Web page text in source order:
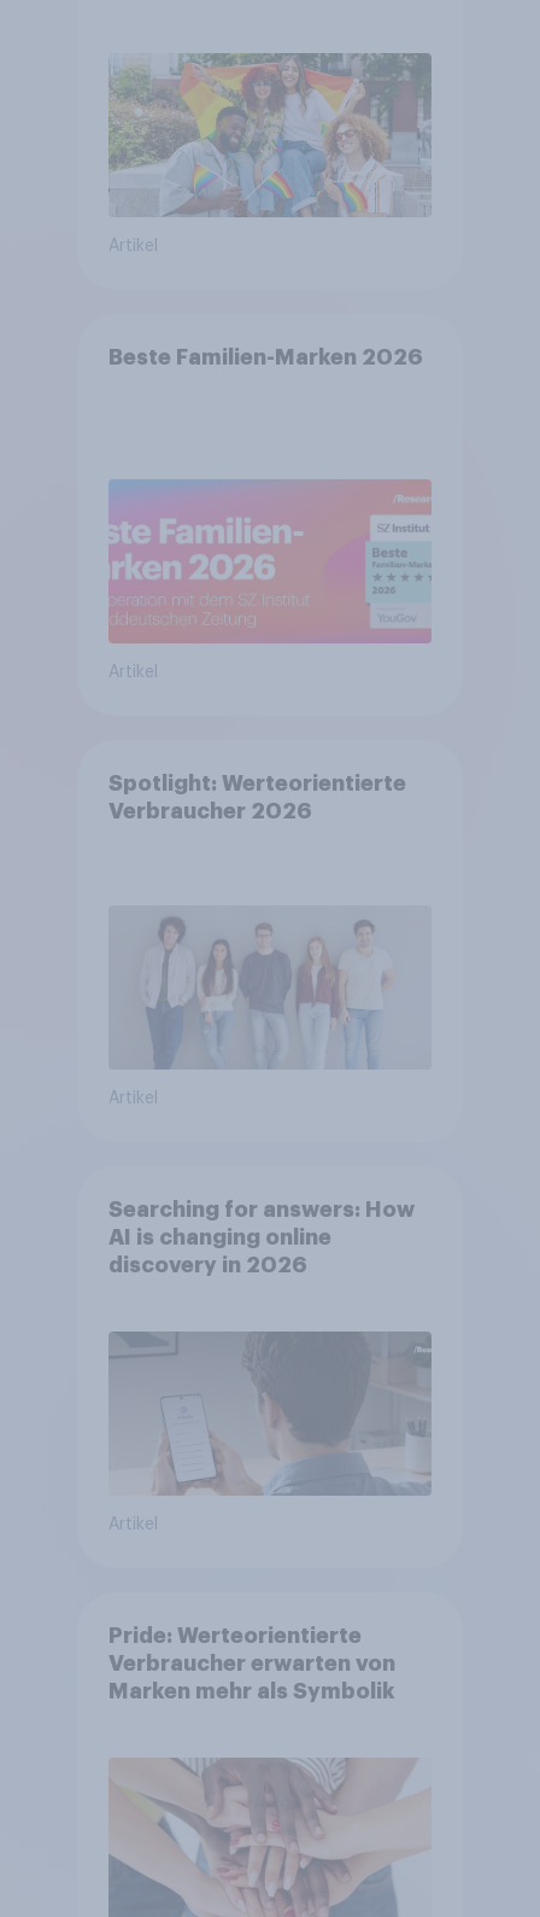
Artikel
Beste Familien-Marken 2026
Artikel
Spotlight: Werteorientierte
Verbraucher 2026
Artikel
Searching for answers: How
AI is changing online
discovery in 2026
Artikel
Pride: Werteorientierte
Verbraucher erwarten von
Marken mehr als Symbolik